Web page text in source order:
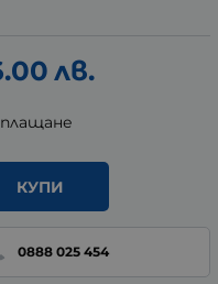
лв.
КУПИ
0888 025 454